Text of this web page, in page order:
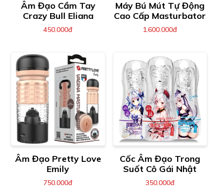
Âm Đạo Cầm Tay
Crazy Bull Eliana
450.000đ
Máy Bú Mút Tự Động
Cao Cấp Masturbator
1.600.000đ
Âm Đạo Pretty Love
Emily
750.000đ
Cốc Âm Đạo Trong
Suốt Cô Gái Nhật
350.000đ